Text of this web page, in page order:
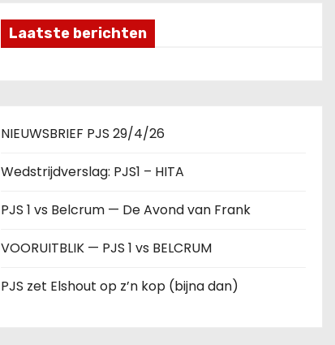
Laatste berichten
NIEUWSBRIEF PJS 29/4/26
Wedstrijdverslag: PJS1 – HITA
PJS 1 vs Belcrum — De Avond van Frank
VOORUITBLIK — PJS 1 vs BELCRUM
PJS zet Elshout op z’n kop (bijna dan)